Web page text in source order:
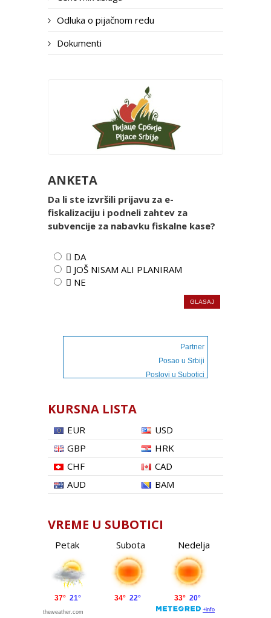
Odluka o pijačnom redu
Dokumenti
ANKETA
Da li ste izvršili prijavu za e-
fiskalizaciju i podneli zahtev za
subvencije za nabavku fiskalne kase?
 DA
 JOŠ NISAM ALI PLANIRAM
 NE
Partner
Posao u Srbiji
Poslovi u Subotici
KURSNA LISTA
EUR
USD
GBP
HRK
CHF
CAD
AUD
BAM
VREME U SUBOTICI
Petak Subota Nedelja